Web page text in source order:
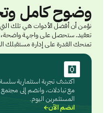
وضوح كامل
نؤمن أن أفضل الأدوات هي تلك
تعقيد. ستحصل على واجهة واضحة،
تمنحك القدرة على إدارة مستقبلك
اكتشف تجربة استثمارية
مع تبادلات، وانضم إلى مجتمع
المستثمرين اليوم.
انضم الآن